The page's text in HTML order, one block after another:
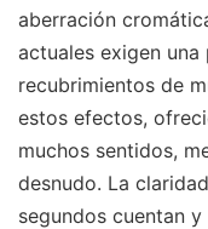
aberración
actuales exigen
recubrimientos de
estos efectos,
muchos sentidos,
desnudo. La
segundos cuentan